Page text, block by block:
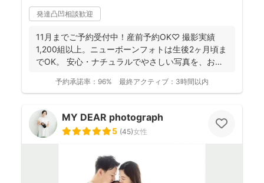
発達凸凹相談歓迎
11月までご予約受付中！産前予約OK♡ 撮影実績
1,200組以上。ニューボーンフォトは生後2ヶ月頃ま
でOK。 安心・ナチュラルでやさしい写真を、お子
予約承諾率： 96% 最終アクティブ： 3時間以内
MY DEAR photograph
5 (45)女性